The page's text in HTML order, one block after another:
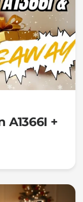
A1366I +